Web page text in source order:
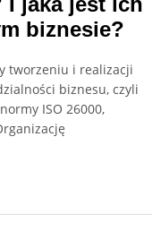
biznesie?
tworzeniu i realizacji
biznesu, czyli
ISO 26000,